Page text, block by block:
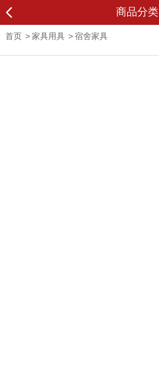
商品分类
首页 >家具用具 >宿舍家具